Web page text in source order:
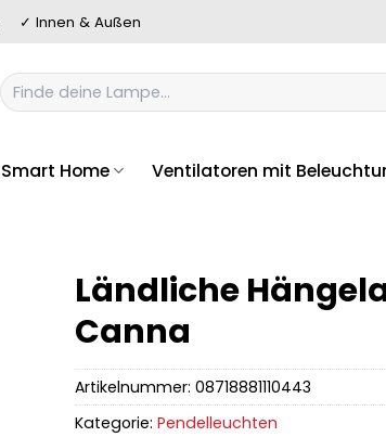
✓ Innen & Außen
Suchen
nach:
Smart Home Ventilatoren mit
Ländliche
Canna
Artikelnummer:08718881110443
Kategorie:Pendelleuchten